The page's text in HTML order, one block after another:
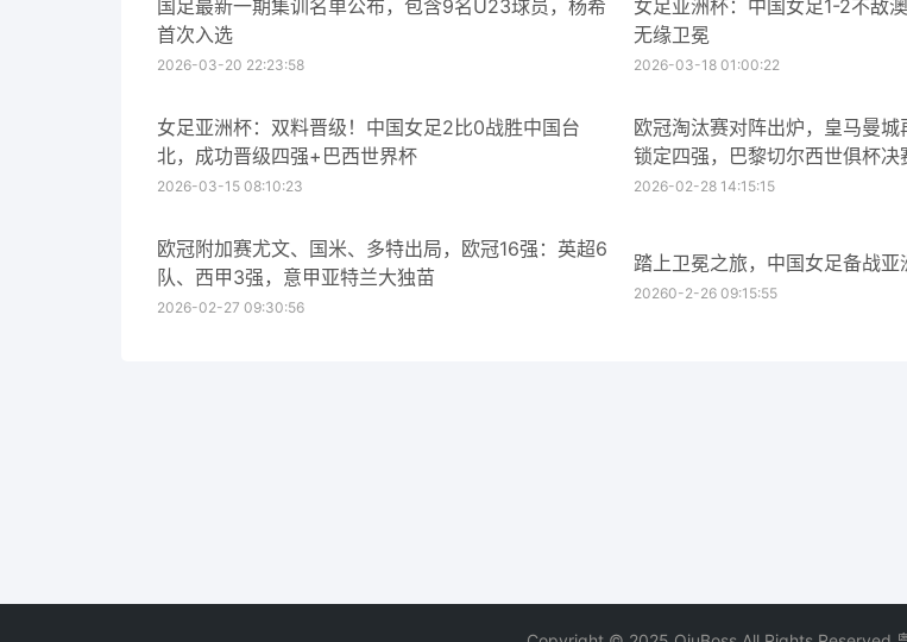
国足最新一期集训名单公布，包含9名U23球员，杨希
首次入选
2026-03-20 22:23:58
女足亚洲杯：中国女足1-2不敌
无缘卫冕
2026-03-18 01:00:22
女足亚洲杯：双料晋级！中国女足2比0战胜中国台
北，成功晋级四强+巴西世界杯
2026-03-15 08:10:23
欧冠淘汰赛对阵出炉，皇马曼
锁定四强，巴黎切尔西世俱杯决
2026-02-28 14:15:15
欧冠附加赛尤文、国米、多特出局，欧冠16强：英超6
队、西甲3强，意甲亚特兰大独苗
2026-02-27 09:30:56
踏上卫冕之旅，中国女足备战亚
20260-2-26 09:15:55